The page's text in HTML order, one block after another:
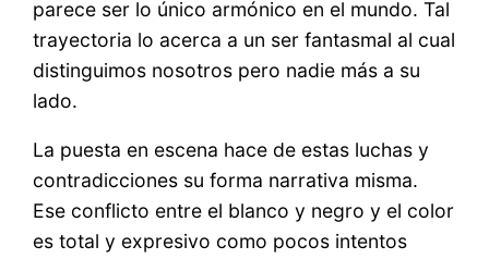
parece ser lo único armónico en el mundo. Tal
trayectoria lo acerca a un ser fantasmal al cual
distinguimos nosotros pero nadie más a su
lado.
La puesta en escena hace de estas luchas y
contradicciones su forma narrativa misma.
Ese conflicto entre el blanco y negro y el color
es total y expresivo como pocos intentos